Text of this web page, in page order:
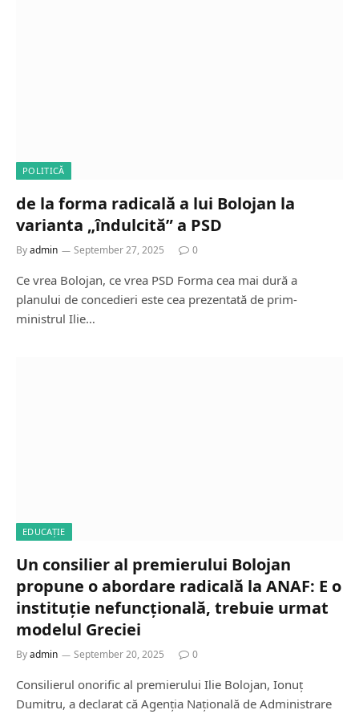
POLITICĂ
de la forma radicală a lui Bolojan la
varianta „îndulcită” a PSD
Byadmin September 27, 2025 0
Ce vrea Bolojan, ce vrea PSD Forma cea mai dură a
planului de concedieri este cea prezentată de prim-
ministrul Ilie…
EDUCAȚIE
Un consilier al premierului Bolojan
propune o abordare radicală la ANAF: E o
instituție nefuncțională, trebuie urmat
modelul Greciei
Byadmin September 20, 2025 0
Consilierul onorific al premierului Ilie Bolojan, Ionuț
Dumitru, a declarat că Agenția Națională de Administrare